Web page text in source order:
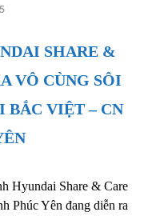
SHARE &
VÔ CÙNG SÔI
BẮC VIỆT – CN
Hyundai Share & Care
Phúc Yên đang diễn ra